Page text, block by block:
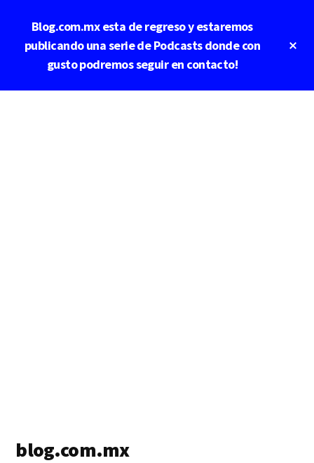
contenido
Blog.com.mx esta de regreso y estaremos
publicando una serie de Podcasts donde con
gusto podremos seguir en contacto!
blog.com.mx